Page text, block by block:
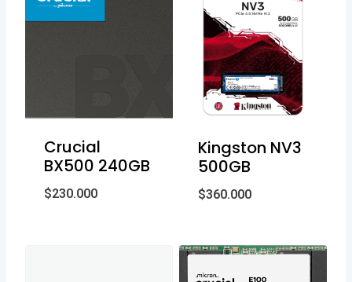
Crucial
BX500 240GB
$230.000
Kingston NV3
500GB
$360.000